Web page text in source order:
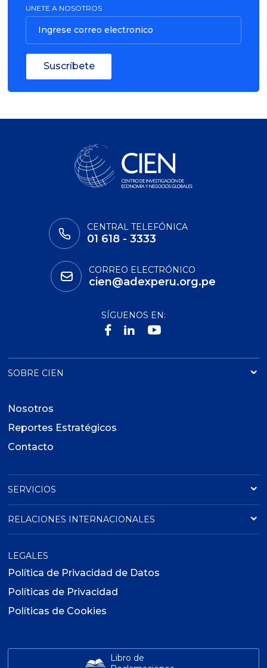
UNETE A NOSOTROS
Ingrese correo electronico
Suscríbete
CENTRAL TELEFÓNICA
01 618 - 3333
CORREO ELECTRÓNICO
cien@adexperu.org.pe
SÍGUENOS EN:
SOBRE CIEN
Nosotros
Reportes Estratégicos
Contacto
SERVICIOS
RELACIONES INTERNACIONALES
LEGALES
Política de Privacidad de Datos
Políticas de Privacidad
Políticas de Cookies
Libro de